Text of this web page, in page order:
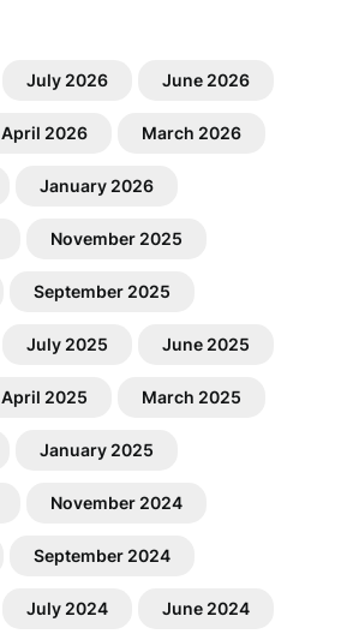
July 2026 June 2026
April 2026 March 2026
January 2026
November 2025
September 2025
July 2025 June 2025
April 2025 March 2025
January 2025
November 2024
September 2024
July 2024 June 2024